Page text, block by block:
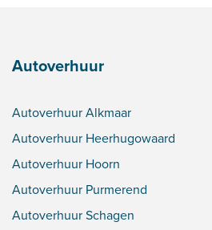
Autoverhuur
Autoverhuur Alkmaar
Autoverhuur Heerhugowaard
Autoverhuur Hoorn
Autoverhuur Purmerend
Autoverhuur Schagen